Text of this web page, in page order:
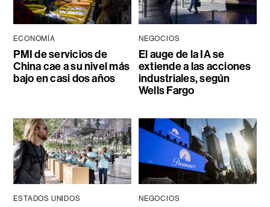
ECONOMÍA
PMI de servicios de
China cae a su nivel más
bajo en casi dos años
NEGOCIOS
El auge de la IA se
extiende a las acciones
industriales, según
Wells Fargo
ESTADOS UNIDOS NEGOCIOS